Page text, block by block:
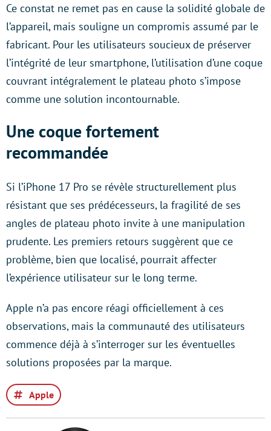
Ce constat ne remet pas en cause la solidité globale de
l’appareil, mais souligne un compromis assumé par le
fabricant. Pour les utilisateurs soucieux de préserver
l’intégrité de leur smartphone, l’utilisation d’une coque
couvrant intégralement le plateau photo s’impose
comme une solution incontournable.
Une coque fortement
recommandée
Si l’iPhone 17 Pro se révèle structurellement plus
résistant que ses prédécesseurs, la fragilité de ses
angles de plateau photo invite à une manipulation
prudente. Les premiers retours suggèrent que ce
problème, bien que localisé, pourrait affecter
l’expérience utilisateur sur le long terme.
Apple n’a pas encore réagi officiellement à ces
observations, mais la communauté des utilisateurs
commence déjà à s’interroger sur les éventuelles
solutions proposées par la marque.
Apple